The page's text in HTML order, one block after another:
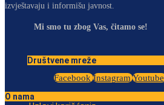
izvještavaju i informišu javnost.
Mi smo tu zbog Vas, čitamo se!
Društvene mreže
Facebook Instagram Youtube
O nama